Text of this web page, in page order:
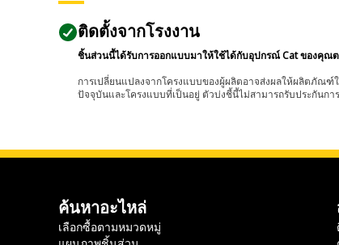
ติดตั้งจากโรงงาน
ชิ้นส่วนนี้ได้รับการออกแบบมาให้ใช้ได้กับอุปกรณ์ Cat ของคุณ
การเปลี่ยนแปลงจากโครงแบบของผู้ผลิตอาจส่งผลให้ผลิตภั
ปัจจุบันและโครงแบบที่เป็นอยู่ ตัวบ่งชี้นี้ไม่สามารถรับประกันก
ค้นหาอะไหล่
เลือกซื้อตามหมวดหมู่